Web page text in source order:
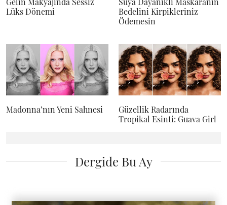
Lüks Dönemi
Bedelini Kirpikleriniz
Ödemesin
Madonna’nın Yeni Sahnesi
Güzellik Radarında
Tropikal Esinti: Guava Girl
Dergide Bu Ay